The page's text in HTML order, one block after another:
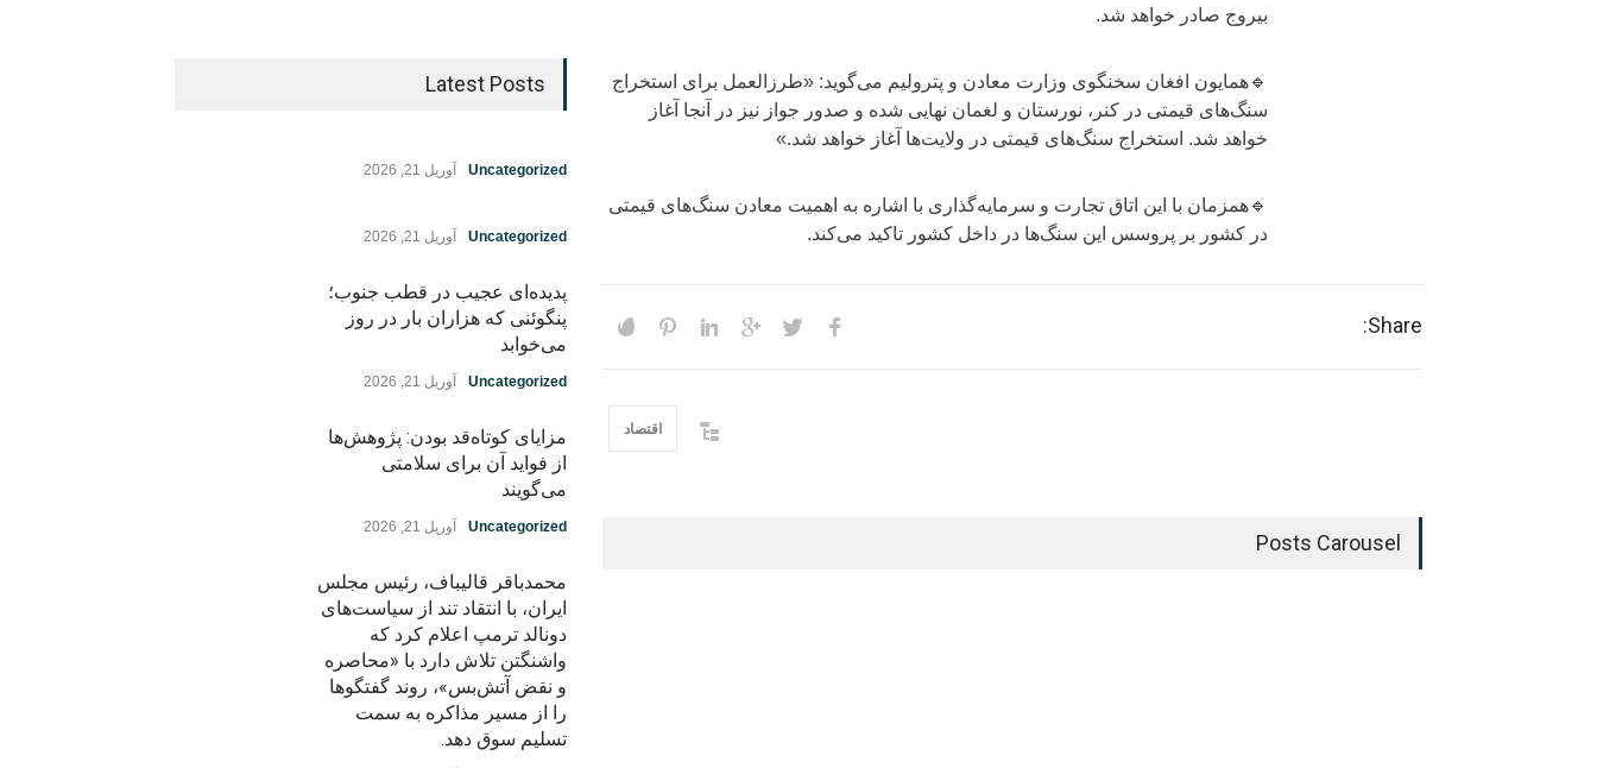
بیروج صادر خواهد شد.
🔹همایون افغان سخنگوی وزارت معادن و پترولیم می‌گوید: «طرزالعمل برای استخراج
سنگ‌های قیمتی در کنر، نورستان و لغمان نهایی شده و صدور جواز نیز در آنجا آغاز
خواهد شد. استخراج سنگ‌های قیمتی در ولایت‌ها آغاز خواهد شد.»
🔹همزمان با این اتاق تجارت و سرمایه‌گذاری با اشاره به اهمیت معادن سنگ‌های قیمتی
در کشور بر پروسس این سنگ‌ها در داخل کشور تاکید می‌کند.
Share:
اقتصاد
Posts Carousel
Latest Posts
Uncategorized آوریل 21, 2026
Uncategorized آوریل 21, 2026
پدیده‌ای عجیب در قطب جنوب؛
پنگوئنی که هزاران بار در روز
می‌خوابد
Uncategorized آوریل 21, 2026
مزایای کوتاه‌قد بودن: پژوهش‌ها
از فواید آن برای سلامتی
می‌گویند
Uncategorized آوریل 21, 2026
محمدباقر قالیباف، رئیس مجلس
ایران، با انتقاد تند از سیاست‌های
دونالد ترمپ اعلام کرد که
واشنگتن تلاش دارد با «محاصره
و نقض آتش‌بس»، روند گفتگوها
را از مسیر مذاکره به سمت
تسلیم سوق دهد.